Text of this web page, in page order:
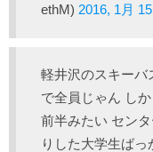
ethM) 2016, 1月 15
軽井沢のスキーバ
で全員じゃん し
前半みたい セン
りした大学生ば